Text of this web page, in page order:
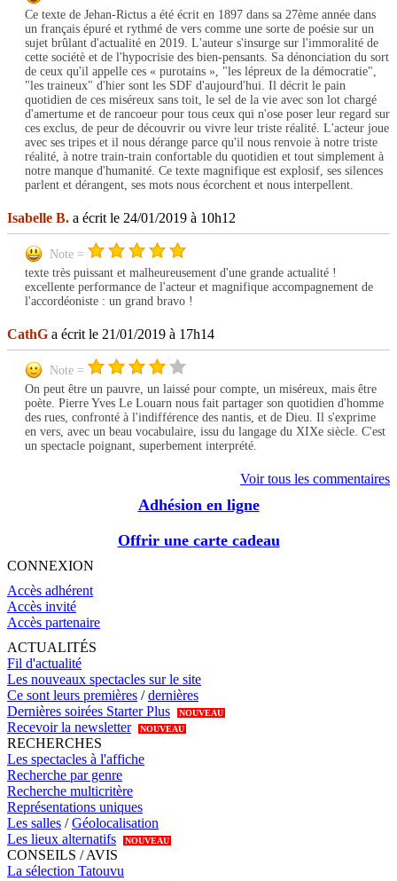
Ce texte de Jehan-Rictus a été écrit en 1897 dans sa 27ème année dans
un français épuré et rythmé de vers comme une sorte de poésie sur un
sujet brûlant d'actualité en 2019. L'auteur s'insurge sur l'immoralité de
cette sociétè et de l'hypocrisie des bien-pensants. Sa dénonciation du sort
de ceux qu'il appelle ces « purotains », "les lépreux de la démocratie",
"les traineux" d'hier sont les SDF d'aujourd'hui. Il décrit le pain
quotidien de ces miséreux sans toit, le sel de la vie avec son lot chargé
d'amertume et de rancoeur pour tous ceux qui n'ose poser leur regard sur
ces exclus, de peur de découvrir ou vivre leur triste réalité. L'acteur joue
avec ses tripes et il nous dérange parce qu'il nous renvoie à notre triste
réalité, à notre train-train confortable du quotidien et tout simplement à
notre manque d'humanité. Ce texte magnifique est explosif, ses silences
parlent et dérangent, ses mots nous écorchent et nous interpellent.
Isabelle B. a écrit le 24/01/2019 à 10h12
Note =
texte très puissant et malheureusement d'une grande actualité !
excellente performance de l'acteur et magnifique accompagnement de
l'accordéoniste : un grand bravo !
CathG a écrit le 21/01/2019 à 17h14
Note =
On peut être un pauvre, un laissé pour compte, un miséreux, mais être
poète. Pierre Yves Le Louarn nous fait partager son quotidien d'homme
des rues, confronté à l'indifférence des nantis, et de Dieu. Il s'exprime
en vers, avec un beau vocabulaire, issu du langage du XIXe siècle. C'est
un spectacle poignant, superbement interprété.
Voir tous les commentaires
Adhésion en ligne
Offrir une carte cadeau
CONNEXION
Accès adhérent
Accès invité
Accès partenaire
ACTUALITÉS
Fil d'actualité
Les nouveaux spectacles sur le site
Ce sont leurs premières /dernières
Dernières soirées Starter Plus
NOUVEAU
Recevoir la newsletter NOUVEAU
RECHERCHES
Les spectacles à l'affiche
Recherche par genre
Recherche multicritère
Représentations uniques
Les salles /Géolocalisation
Les lieux alternatifs
NOUVEAU
CONSEILS / AVIS
La sélection Tatouvu